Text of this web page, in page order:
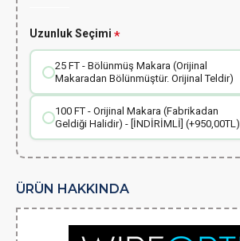
Uzunluk Seçimi
25 FT - Bölünmüş Makara (Orijinal
Makaradan Bölünmüştür. Orijinal Teldir)
100 FT - Orijinal Makara (Fabrikadan
Geldiği Halidir) - [İNDİRİMLİ] (+950,00TL)
ÜRÜN HAKKINDA